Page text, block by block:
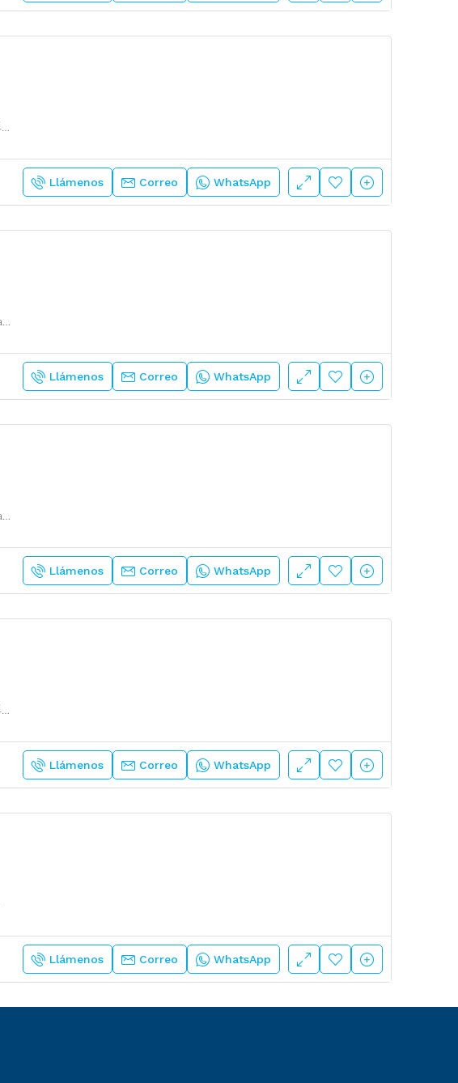
Llámenos Correo WhatsApp
Llámenos Correo WhatsApp
Llámenos Correo WhatsApp
Llámenos Correo WhatsApp
Llámenos Correo WhatsApp